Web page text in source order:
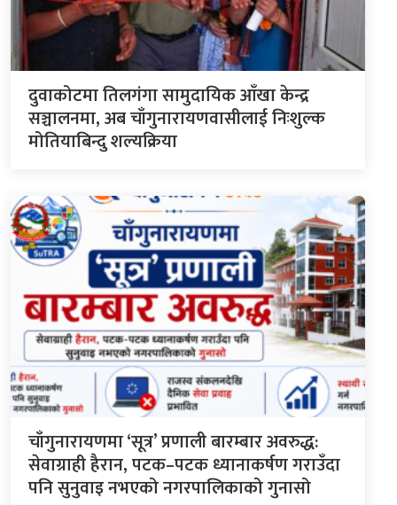
दुवाकोटमा तिलगंगा सामुदायिक आँखा केन्द्र
सञ्चालनमा, अब चाँगुनारायणवासीलाई निःशुल्क
मोतियाबिन्दु शल्यक्रिया
चाँगुनारायणमा ‘सूत्र’ प्रणाली बारम्बार अवरुद्ध:
सेवाग्राही हैरान, पटक–पटक ध्यानाकर्षण गराउँदा
पनि सुनुवाइ नभएको नगरपालिकाको गुनासो